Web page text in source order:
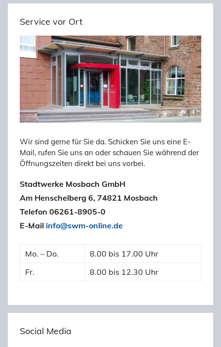
Service vor Ort
Wir sind gerne für Sie da. Schicken Sie uns eine E-
Mail, rufen Sie uns an oder schauen Sie während der
Öffnungszeiten direkt bei uns vorbei.
Stadtwerke Mosbach GmbH
Am Henschelberg 6, 74821 Mosbach
Telefon 06261-8905-0
E-Mail info@swm-online.de
Mo. – Do.
8.00 bis 17.00 Uhr
Fr.
8.00 bis 12.30 Uhr
Social Media